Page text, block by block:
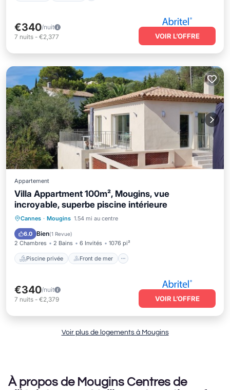
€340/nuit
7 nuits - €2,377 VOIR L’OFFRE
Appartement
Villa Appartment 100m², Mougins, vue
incroyable, superbe piscine intérieure
Cannes · Mougins 1.54 mi au centre
6.0 Bien(1 Revue)
2 Chambres 2 Bains 6 Invités 1076 pi²
Piscine privée Front de mer
Piscine privée Front de mer
Piscine
€340/nuit
7 nuits - €2,379 VOIR L’OFFRE
Voir plus de logements à Mougins
À propos de Mougins Centres de